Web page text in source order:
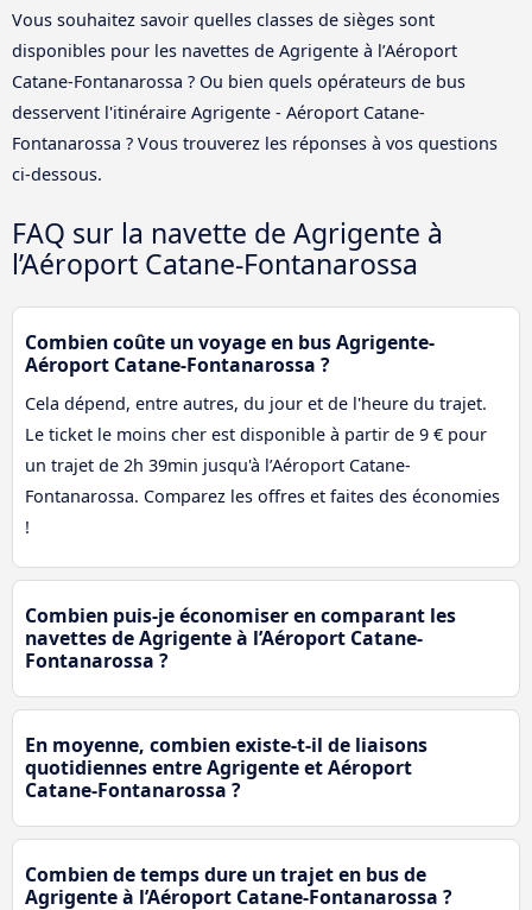
Vous souhaitez savoir quelles classes de sièges sont
disponibles pour les navettes de Agrigente à l’Aéroport
Catane-Fontanarossa ? Ou bien quels opérateurs de bus
desservent l'itinéraire Agrigente - Aéroport Catane-
Fontanarossa ? Vous trouverez les réponses à vos questions
ci-dessous.
FAQ sur la navette de Agrigente à
l’Aéroport Catane-Fontanarossa
Combien coûte un voyage en bus Agrigente-
Aéroport Catane-Fontanarossa ?
Cela dépend, entre autres, du jour et de l'heure du trajet.
Le ticket le moins cher est disponible à partir de 9 € pour
un trajet de 2h 39min jusqu'à l’Aéroport Catane-
Fontanarossa. Comparez les offres et faites des économies
!
Combien puis-je économiser en comparant les
navettes de Agrigente à l’Aéroport Catane-
Fontanarossa ?
En moyenne, combien existe-t-il de liaisons
quotidiennes entre Agrigente et Aéroport
Catane-Fontanarossa ?
Combien de temps dure un trajet en bus de
Agrigente à l’Aéroport Catane-Fontanarossa ?